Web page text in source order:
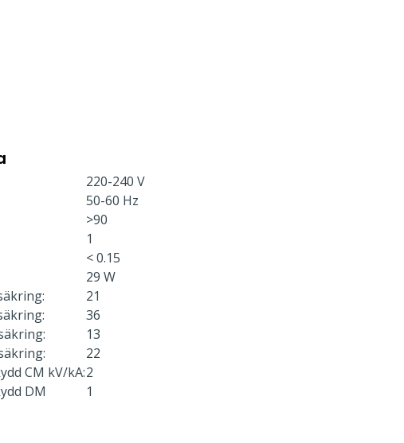
220-240 V
50-60 Hz
>90
1
< 0.15
29 W
21
36
13
22
CM kV/kA:2
DM
1